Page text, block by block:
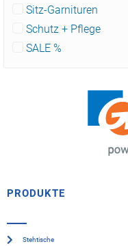
Sitz-Garnituren
Schutz + Pflege
SALE %
PRODUKTE
Stehtische